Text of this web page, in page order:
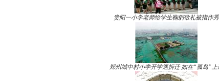
贵阳一小学老师给学生鞠躬敬礼被指作秀
郑州城中村小学开学遇拆迁 如在“孤岛”上